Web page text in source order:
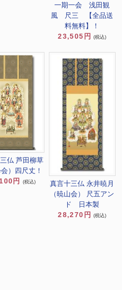
一期一会 浅田観
風 尺三 【全品送
料無料】！
23,505円
(税込)
仏 芦田柳草
会）四尺丈！
円
(税込)
真言十三仏 永井暁月
（暁山会） 尺五アン
ド 日本製
28,270円 (税込)